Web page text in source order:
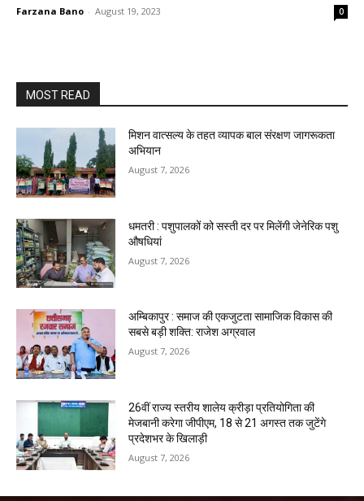
Farzana Bano - August 19, 2023 0
MOST READ
मिशन वात्सल्य के तहत व्यापक बाल संरक्षण जागरूकता
अभियान
August 7, 2026
धमतरी : पशुपालकों को सस्ती दर पर मिलेंगी जेनेरिक पशु
औषधियां
August 7, 2026
अम्बिकापुर : समाज की एकजुटता सामाजिक विकास की
सबसे बड़ी शक्ति: राजेश अग्रवाल
August 7, 2026
26वीं राज्य स्तरीय शालेय क्रीड़ा प्रतियोगिता की
मेजबानी करेगा जीपीएम, 18 से 21 अगस्त तक जुटेंगे
प्रदेशभर के खिलाड़ी
August 7, 2026